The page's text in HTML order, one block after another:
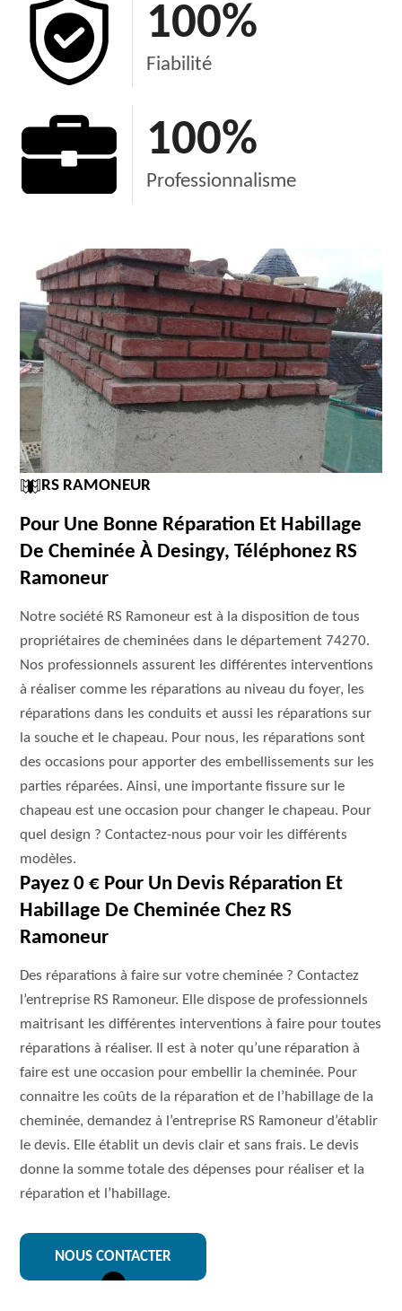
100%
Fiabilité
100%
Professionnalisme
RS RAMONEUR
Pour Une Bonne Réparation Et Habillage
De Cheminée À Desingy, Téléphonez RS
Ramoneur
Notre société RS Ramoneur est à la disposition de tous
propriétaires de cheminées dans le département 74270.
Nos professionnels assurent les différentes interventions
à réaliser comme les réparations au niveau du foyer, les
réparations dans les conduits et aussi les réparations sur
la souche et le chapeau. Pour nous, les réparations sont
des occasions pour apporter des embellissements sur les
parties réparées. Ainsi, une importante fissure sur le
chapeau est une occasion pour changer le chapeau. Pour
quel design ? Contactez-nous pour voir les différents
modèles.
Payez 0 € Pour Un Devis Réparation Et
Habillage De Cheminée Chez RS
Ramoneur
Des réparations à faire sur votre cheminée ? Contactez
l’entreprise RS Ramoneur. Elle dispose de professionnels
maitrisant les différentes interventions à faire pour toutes
réparations à réaliser. Il est à noter qu’une réparation à
faire est une occasion pour embellir la cheminée. Pour
connaitre les coûts de la réparation et de l’habillage de la
cheminée, demandez à l’entreprise RS Ramoneur d’établir
le devis. Elle établit un devis clair et sans frais. Le devis
donne la somme totale des dépenses pour réaliser et la
réparation et l’habillage.
NOUS CONTACTER